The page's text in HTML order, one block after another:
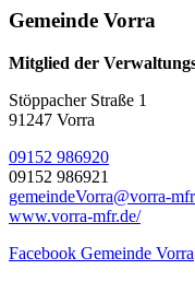
Gemeinde Vorra
Mitglied der
Stöppacher Straße 1
91247 Vorra
09152 986920
09152 986921
gemeindeVorra@vorra-
www.vorra-mfr.de/
Facebook Gemeinde Vorra